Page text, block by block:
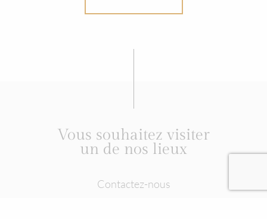
Vous souhaitez visiter
un de nos lieux
Contactez-nous